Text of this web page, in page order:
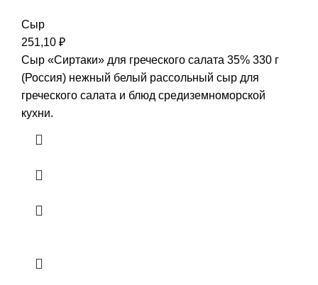
Сыр
251,10 ₽
Сыр «Сиртаки» для греческого салата 35% 330 г
(Россия) нежный белый рассольный сыр для
греческого салата и блюд средиземноморской
кухни.